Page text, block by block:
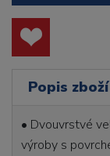
Popis zboží
• Dvouvrstvé
výroby s